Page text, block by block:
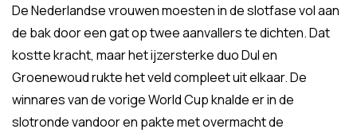
De Nederlandse vrouwen moesten in de slotfase vol aan
de bak door een gat op twee aanvallers te dichten. Dat
kostte kracht, maar het ijzersterke duo Dul en
Groenewoud rukte het veld compleet uit elkaar. De
winnares van de vorige World Cup knalde er in de
slotronde vandoor en pakte met overmacht de